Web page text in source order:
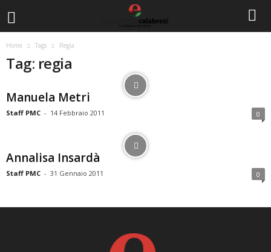
Home Tags Regia
Tag: regia
Manuela Metri
Staff PMC - 14 Febbraio 2011 0
Annalisa Insardà
Staff PMC - 31 Gennaio 2011 0